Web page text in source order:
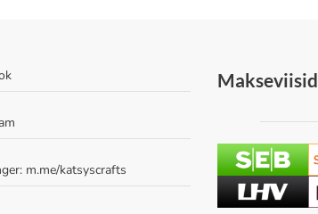
saab
m.me/katsyscrafts
Makseviisid